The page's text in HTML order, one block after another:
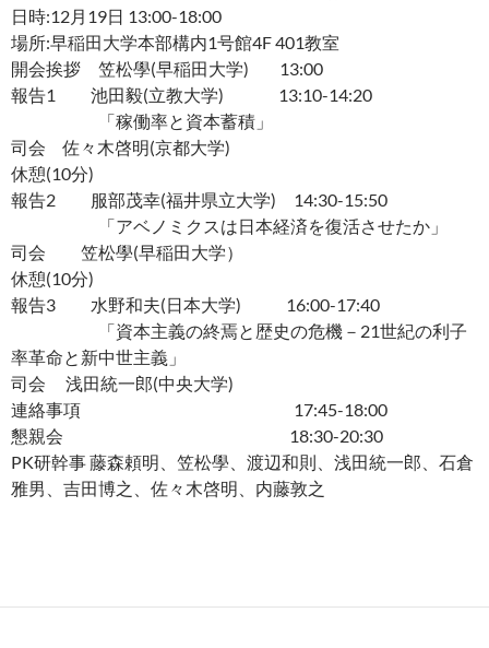
日時:12月19日 13:00-18:00
場所:早稲田大学本部構内1号館4F 401教室
開会挨拶 笠松學(早稲田大学) 13:00
報告1 池田毅(立教大学) 13:10-14:20
「稼働率と資本蓄積」
司会 佐々木啓明(京都大学)
休憩(10分)
報告2 服部茂幸(福井県立大学) 14:30-15:50
「アベノミクスは日本経済を復活させたか」
司会 笠松學(早稲田大学）
休憩(10分)
報告3 水野和夫(日本大学) 16:00-17:40
「資本主義の終焉と歴史の危機－ 21世紀の利子
率革命と新中世主義」
司会 浅田統一郎(中央大学)
連絡事項 17:45-18:00
懇親会 18:30-20:30
PK研幹事 藤森頼明、笠松學、渡辺和則、浅田統一郎、石倉
雅男、吉田博之、 佐々木啓明、内藤敦之